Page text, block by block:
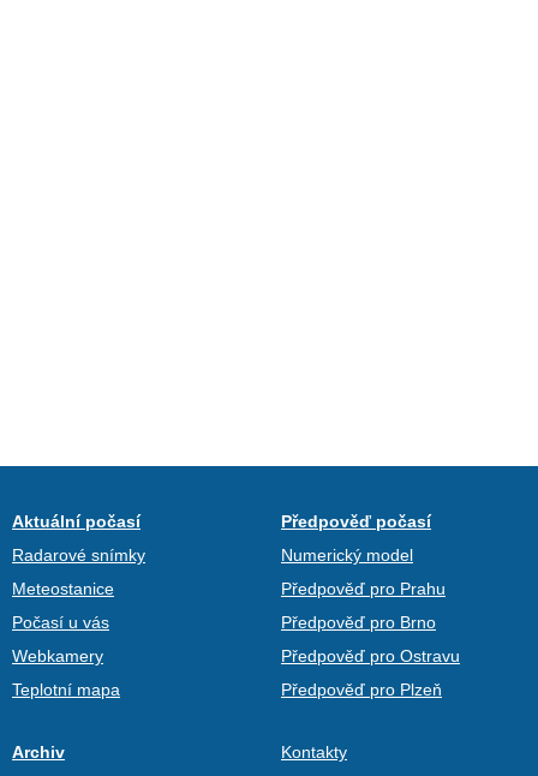
Aktuální počasí
Radarové snímky
Meteostanice
Počasí u vás
Webkamery
Teplotní mapa
Předpověď počasí
Numerický model
Předpověď pro Prahu
Předpověď pro Brno
Předpověď pro Ostravu
Předpověď pro Plzeň
Archiv Kontakty